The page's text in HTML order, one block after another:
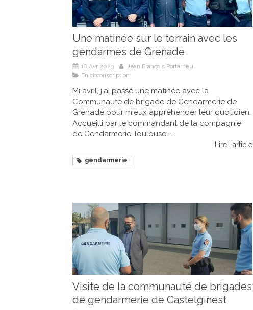
Une matinée sur le terrain avec les
gendarmes de Grenade
18 Avr 2023
Jean François Portarrieu
En circonscription
Mi avril, j'ai passé une matinée avec la
Communauté de brigade de Gendarmerie de
Grenade pour mieux appréhender leur quotidien.
Accueilli par le commandant de la compagnie
de Gendarmerie Toulouse-...
Lire l'article
gendarmerie
Visite de la communauté de brigades
de gendarmerie de Castelginest